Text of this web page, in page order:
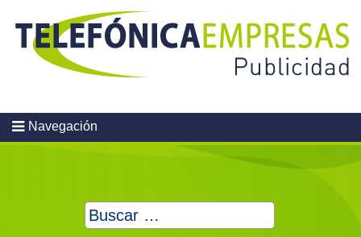
content
Navegación
Buscar: